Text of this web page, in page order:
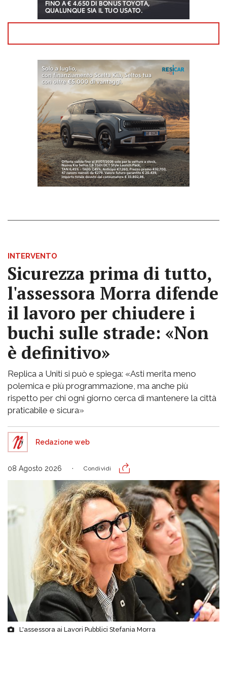
INTERVENTO
Sicurezza prima di tutto,
l'assessora Morra difende
il lavoro per chiudere i
buchi sulle strade: «Non
è definitivo»
Replica a Uniti si può e spiega: «Asti merita meno
polemica e più programmazione, ma anche più
rispetto per chi ogni giorno cerca di mantenere la città
praticabile e sicura»
Redazione web
08 Agosto 2026 Condividi
L'assessora ai Lavori Pubblici Stefania Morra